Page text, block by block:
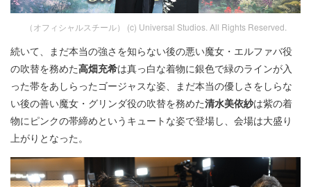
（オフィシャルスチール） (c) Universal Studios. All Rights Reserved.
続いて、まだ本当の強さを知らない後の悪い魔女・エルファバ役
の吹替を務めた高畑充希は真っ白な着物に銀色で緑のラインが入
った帯をあしらったゴージャスな姿、まだ本当の優しさをしらな
い後の善い魔女・グリンダ役の吹替を務めた清水美依紗は紫の着
物にピンクの帯締めというキュートな姿で登場し、会場は大盛り
上がりとなった。